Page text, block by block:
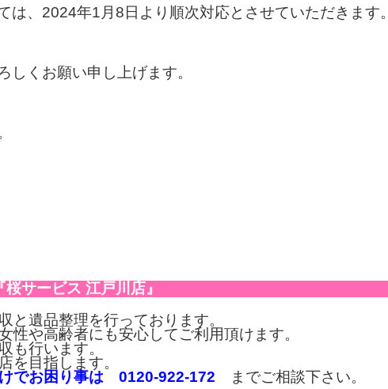
は、2024年1月8日より順次対応とさせていただきます。
しくお願い申し上げます。
サービス 江戸川店』
と遺品整理を行っております。
性や高齢者にも安心してご利用頂けます。
も行います。
を目指します。
でお困り事は 0120-922-172 までご相談下さい。